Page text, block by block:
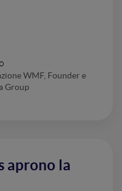
WMF, Founder e
Group
aprono la